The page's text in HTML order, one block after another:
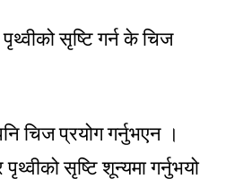
सृष्टि गर्न के चिज
चिज प्रयोग गर्नुभएन ।
सृष्टि शून्यमा गर्नुभयो